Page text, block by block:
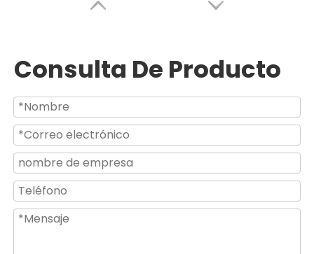
El almacén de la fábrica utiliza un ventilador de ahorro de energía de alta presión de 12 pulgadas
Consulta De Producto